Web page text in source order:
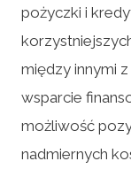
pożyczki i
między innymi
wsparcie
możliwość
nadmiernych